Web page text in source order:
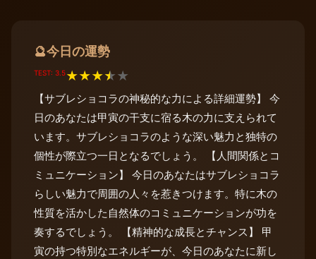
🔮今日の運勢
TEST: 3.5★★★★★
【サブレショコラの神秘的な力による詳細運勢】 今
日のあなたは甲寅の干支に宿る木の力に支えられて
います。サブレショコラのような深い魅力と独特の
個性が際立つ一日となるでしょう。 【人間関係とコ
ミュニケーション】 今日のあなたはサブレショコラ
らしい魅力で周囲の人々を惹きつけます。特に木の
性質を活かした自然体のコミュニケーションが功を
奏するでしょう。 【精神的な成長とチャンス】 甲
寅の持つ特別なエネルギーが、今日のあなたに新し